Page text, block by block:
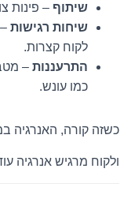
שיתוף – פינות
שיחות רגישות
לקוח קצרות.
התרעננות –
כמו עונש.
כשזה קורה, האנרגיה
ולקוח מרגיש אנרגיה